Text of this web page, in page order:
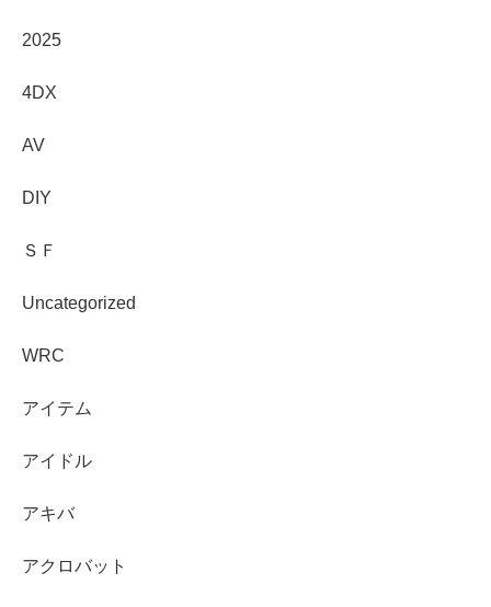
2025
4DX
AV
DIY
ＳＦ
Uncategorized
WRC
アイテム
アイドル
アキバ
アクロバット